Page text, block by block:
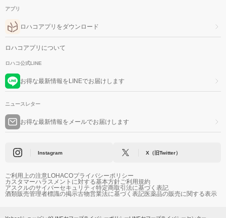
アプリ
ロハコアプリをダウンロード
ロハコアプリについて
ロハコ公式LINE
お得な最新情報をLINEでお届けします
ニュースレター
お得な最新情報をメールでお届けします
Instagram X（旧Twitter）
ご利用上の注意LOHACOプライバシーポリシー
カスタマーハラスメントに対する基本方針ご利用規約
アスクルのサイバーセキュリティ特定商取引法に基づく表記
酒類販売管理者標識の掲示古物営業法に基づく表記医薬品の販売に関する表示